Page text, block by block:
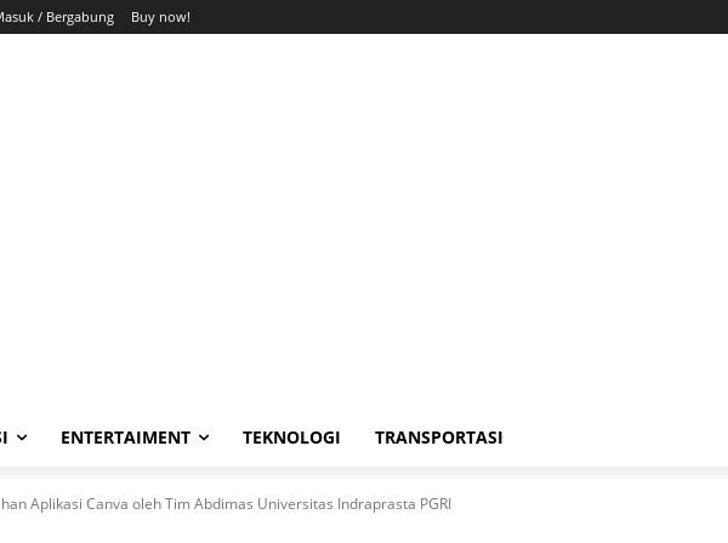
/ Bergabung Buy now!
ENTERTAIMENT TEKNOLOGI TRANSPORTASI
Aplikasi Canva oleh Tim Abdimas Universitas Indraprasta PGRI